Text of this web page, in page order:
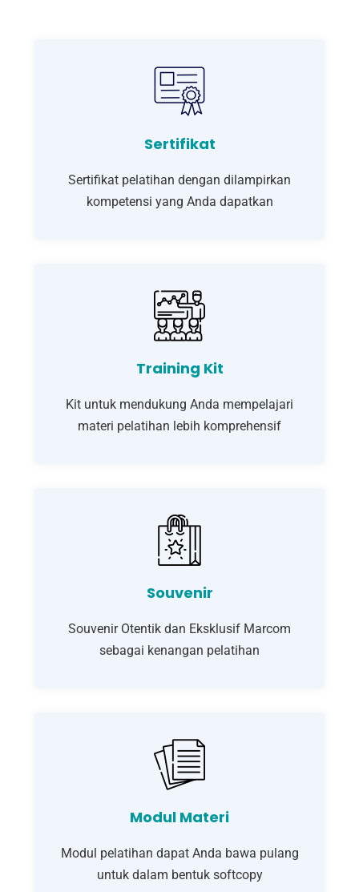
Sertifikat
Sertifikat pelatihan dengan dilampirkan
kompetensi yang Anda dapatkan
Training Kit
Kit untuk mendukung Anda mempelajari
materi pelatihan lebih komprehensif
Souvenir
Souvenir Otentik dan Eksklusif Marcom
sebagai kenangan pelatihan
Modul Materi
Modul pelatihan dapat Anda bawa pulang
untuk dalam bentuk softcopy